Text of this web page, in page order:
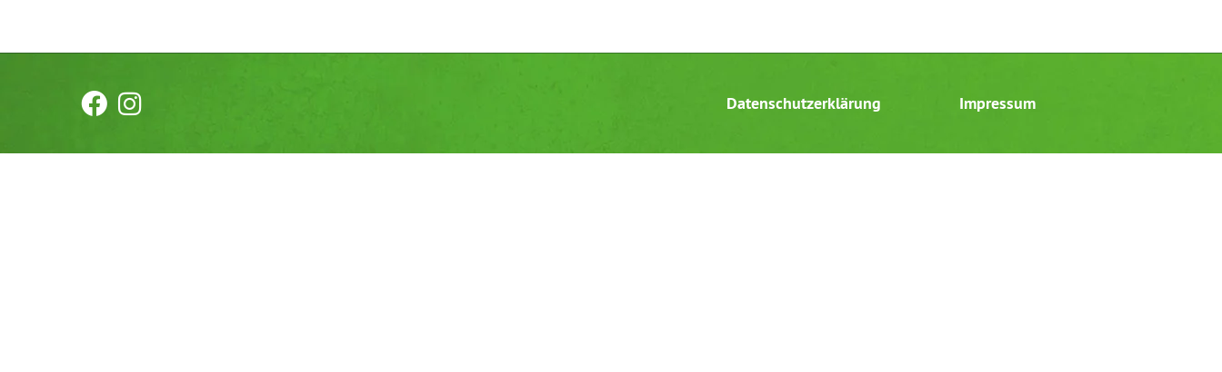
Datenschutzerklärung Impressum